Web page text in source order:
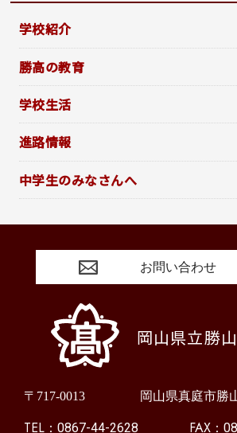
学校紹介
勝高の教育
学校生活
進路情報
中学生のみなさんへ
岡山県立勝
〒717-0013 岡山県真庭市勝
TEL： 0867-44-2628 FAX：
お問い合わせ